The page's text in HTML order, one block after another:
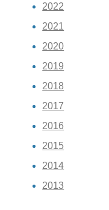
2022
2021
2020
2019
2018
2017
2016
2015
2014
2013